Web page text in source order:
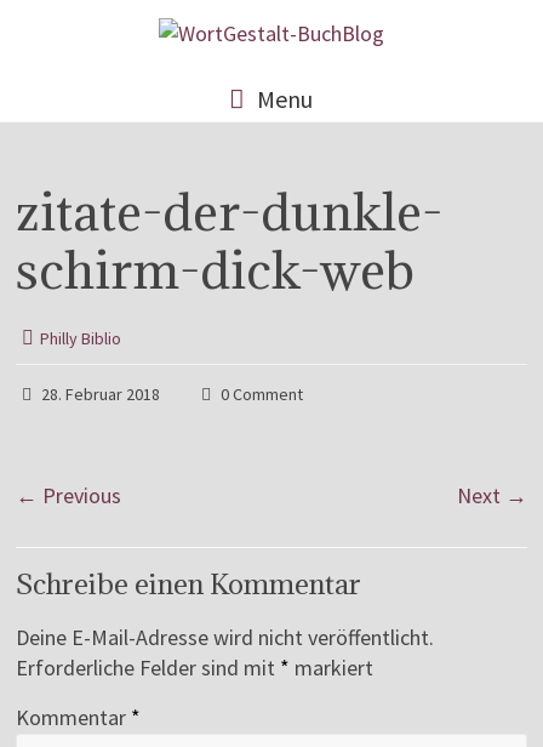
Menu
zitate-der-dunkle-
schirm-dick-web
Philly Biblio
28. Februar 2018 0 Comment
← Previous Next →
Schreibe einen Kommentar
Deine E-Mail-Adresse wird nicht veröffentlicht.
Erforderliche Felder sind mit * markiert
Kommentar *